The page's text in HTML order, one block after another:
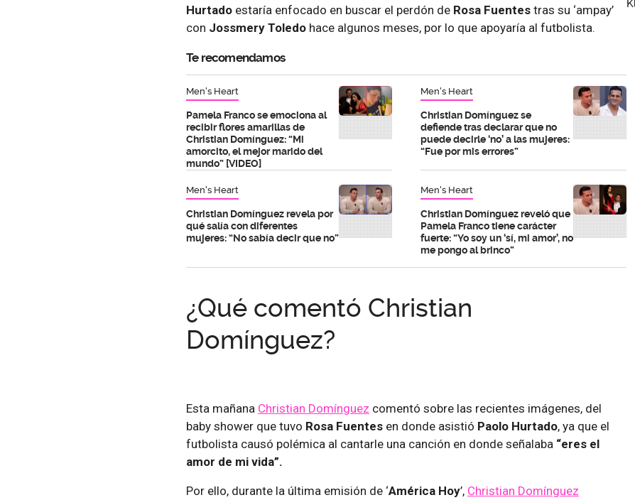
Hurtado estaría enfocado en buscar el perdón de Rosa Fuentes tras su ‘ampay’
con Jossmery Toledo hace algunos meses, por lo que apoyaría al futbolista.
Te recomendamos
Men's Heart
Pamela Franco se emociona al
recibir flores amarillas de
Christian Domínguez: “Mi
amorcito, el mejor marido del
mundo” [VIDEO]
Men's Heart
Christian Domínguez se
defiende tras declarar que no
puede decirle ‘no’ a las mujeres:
“Fue por mis errores”
Men's Heart
Christian Domínguez revela por
qué salía con diferentes
mujeres: “No sabía decir que no”
Men's Heart
Christian Domínguez reveló que
Pamela Franco tiene carácter
fuerte: “Yo soy un ‘sí, mi amor’, no
me pongo al brinco”
¿Qué comentó Christian
Domínguez?
Esta mañana Christian Domínguez comentó sobre las recientes imágenes, del
baby shower que tuvo Rosa Fuentes en donde asistió Paolo Hurtado, ya que el
futbolista causó polémica al cantarle una canción en donde señalaba “eres el
amor de mi vida”.
Por ello, durante la última emisión de ‘América Hoy’, Christian Domínguez